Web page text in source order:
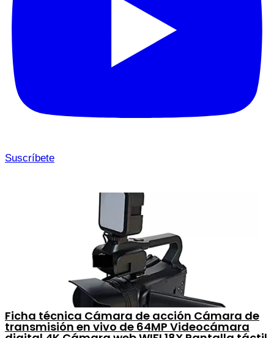
Suscríbete
Ficha técnica Cámara de acción Cámara de
transmisión en vivo de 64MP Videocámara